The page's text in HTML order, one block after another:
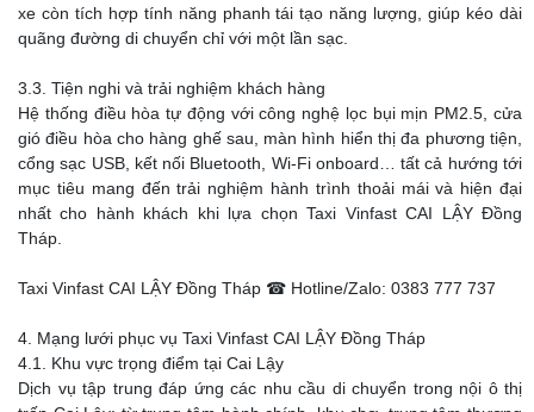
xe còn tích hợp tính năng phanh tái tạo năng lượng, giúp kéo dài
quãng đường di chuyển chỉ với một lần sạc.
3.3. Tiện nghi và trải nghiệm khách hàng
Hệ thống điều hòa tự động với công nghệ lọc bụi mịn PM2.5, cửa
gió điều hòa cho hàng ghế sau, màn hình hiển thị đa phương tiện,
cổng sạc USB, kết nối Bluetooth, Wi-Fi onboard… tất cả hướng tới
mục tiêu mang đến trải nghiệm hành trình thoải mái và hiện đại
nhất cho hành khách khi lựa chọn Taxi Vinfast CAI LẬY Đồng
Tháp.
Taxi Vinfast CAI LẬY Đồng Tháp ☎ Hotline/Zalo: 0383 777 737
4. Mạng lưới phục vụ Taxi Vinfast CAI LẬY Đồng Tháp
4.1. Khu vực trọng điểm tại Cai Lậy
Dịch vụ tập trung đáp ứng các nhu cầu di chuyển trong nội ô thị